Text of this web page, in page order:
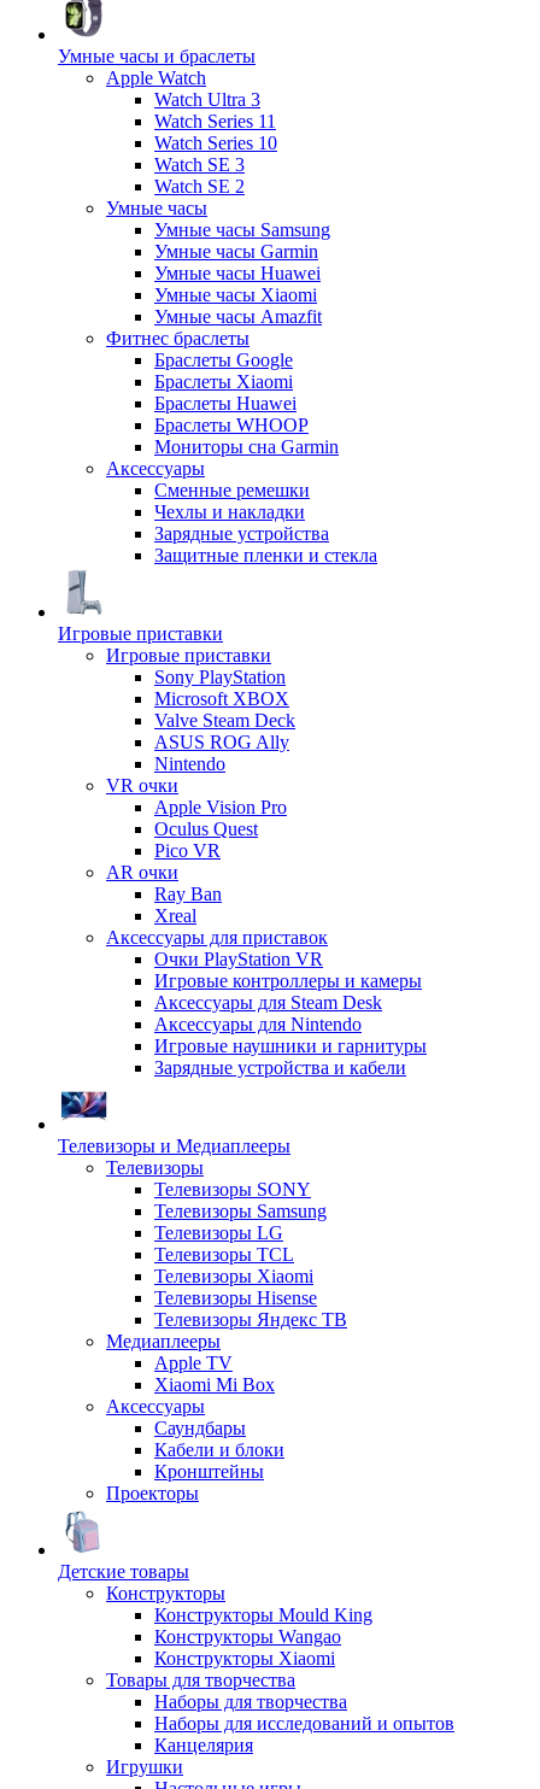
Умные часы и браслеты
Apple Watch
Watch Ultra 3
Watch Series 11
Watch Series 10
Watch SE 3
Watch SE 2
Умные часы
Умные часы Samsung
Умные часы Garmin
Умные часы Huawei
Умные часы Xiaomi
Умные часы Amazfit
Фитнес браслеты
Браслеты Google
Браслеты Xiaomi
Браслеты Huawei
Браслеты WHOOP
Мониторы сна Garmin
Аксессуары
Сменные ремешки
Чехлы и накладки
Зарядные устройства
Защитные пленки и стекла
Игровые приставки
Игровые приставки
Sony PlayStation
Microsoft XBOX
Valve Steam Deck
ASUS ROG Ally
Nintendo
VR очки
Apple Vision Pro
Oculus Quest
Pico VR
AR очки
Ray Ban
Xreal
Аксессуары для приставок
Очки PlayStation VR
Игровые контроллеры и камеры
Аксессуары для Steam Desk
Аксессуары для Nintendo
Игровые наушники и гарнитуры
Зарядные устройства и кабели
Телевизоры и Медиаплееры
Телевизоры
Телевизоры SONY
Телевизоры Samsung
Телевизоры LG
Телевизоры TCL
Телевизоры Xiaomi
Телевизоры Hisense
Телевизоры Яндекс ТВ
Медиаплееры
Apple TV
Xiaomi Mi Box
Аксессуары
Саундбары
Кабели и блоки
Кронштейны
Проекторы
Детские товары
Конструкторы
Конструкторы Mould King
Конструкторы Wangao
Конструкторы Xiaomi
Товары для творчества
Наборы для творчества
Наборы для исследований и опытов
Канцелярия
Игрушки